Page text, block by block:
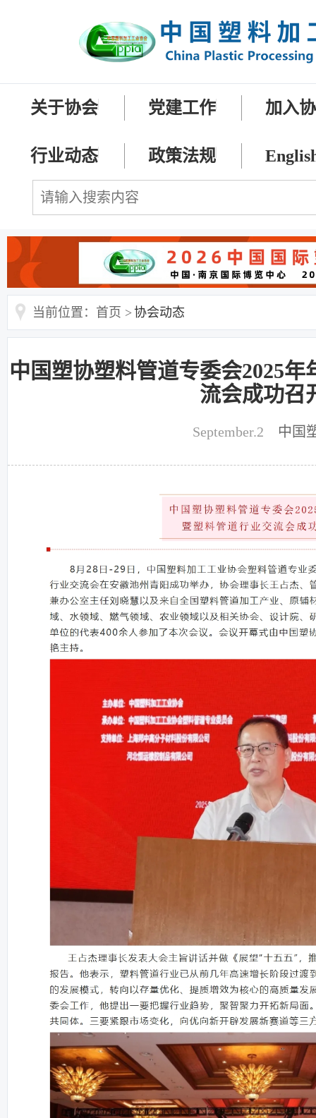
关于协会 党建工作 加入
行业动态 政策法规
当前位置：首页 >协会动态
中国塑协塑料管道专委会2025
流会成功召
September.2 中国